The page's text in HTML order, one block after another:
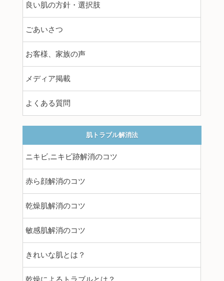
良い肌の方針・選択肢
ごあいさつ
お客様、家族の声
メディア掲載
よくある質問
肌トラブル解消法
ニキビ,ニキビ跡解消のコツ
赤ら顔解消のコツ
乾燥肌解消のコツ
敏感肌解消のコツ
きれいな肌とは？